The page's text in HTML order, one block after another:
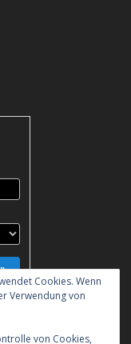
Cookies. Wenn
Verwendung von
von Cookies,